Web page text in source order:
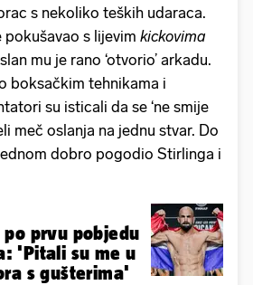
s nekoliko teških udaraca.
pokušavao s lijevim kickovima
mu je rano ‘otvorio’ arkadu.
boksačkim tehnikama i
su isticali da se ‘ne smije
meč oslanja na jednu stvar. Do
dobro pogodio Stirlinga i
prvu pobjedu
'Pitali su me u
s gušterima'